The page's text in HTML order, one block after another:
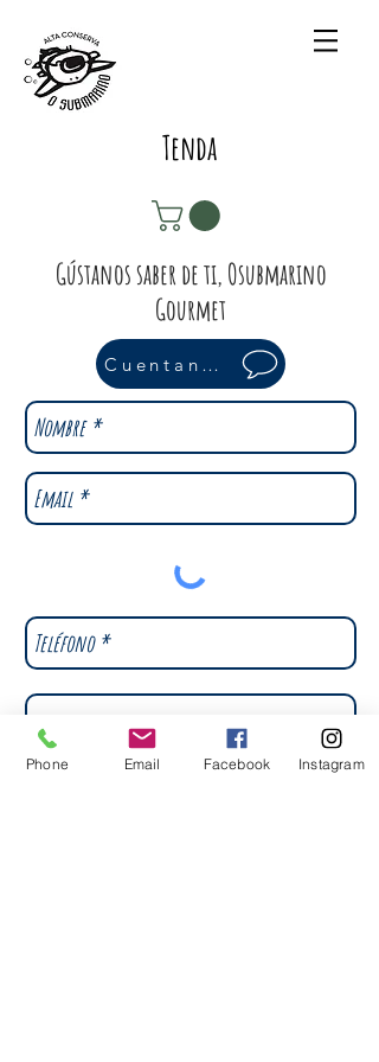
Tenda
Gústanos saber de ti, Osubmarino
Gourmet
Cuentanos algo
Phone Email Facebook Instagram